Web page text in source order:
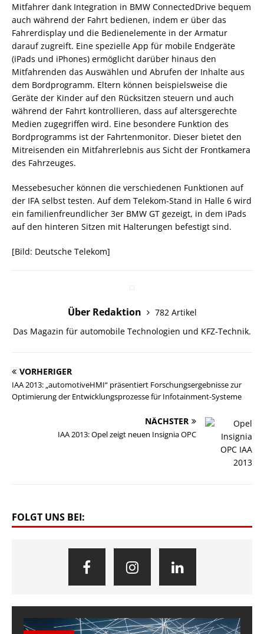
Mitfahrer dank Integration in BMW ConnectedDrive bequem
auch während der Fahrt bedienen, indem er über das
Fahrerdisplay und die Bedienelemente in der Armatur
darauf zugreift. Eine spezielle App für mobile Endgeräte
(iPads und iPhones) ermöglicht darüber hinaus den
Mitfahrenden das Auswählen und Abrufen der Inhalte aus
dem Bordprogramm. Eltern können beispielsweise die
Geräte der Kinder auf den Rücksitzen steuern und auch
während der Fahrt kontrollieren, dass auf altersgerechte
Medien zugegriffen wird. Eine besondere Funktion des
Bordprogramms ist der Fahrtenmonitor. Dieser bietet den
Mitreisenden ein Mitfahrerlebnis aus Sicht der Frontkamera
des Fahrzeuges.
Messebesucher können die verschiedenen Funktionen auf
der IFA selbst testen. Auf dem Telekom-Stand in Halle 6 wird
ein familienfreundlicher 3er BMW GT gezeigt, in dem iPads
auf den hinteren Sitzen mit Halterungen befestigt sind.
[Bild: Deutsche Telekom]
Über Redaktion
782 Artikel
Das Magazin für automobile Technologien und KFZ-Technik.
VORHERIGER
IAA 2013: „automotiveHMI“ präsentiert Forschungsergebnisse zur
Optimierung der Entwicklungsprozesse für Infotainment-Systeme
NÄCHSTER
IAA 2013: Opel zeigt neuen Insignia OPC
FOLGT UNS BEI: